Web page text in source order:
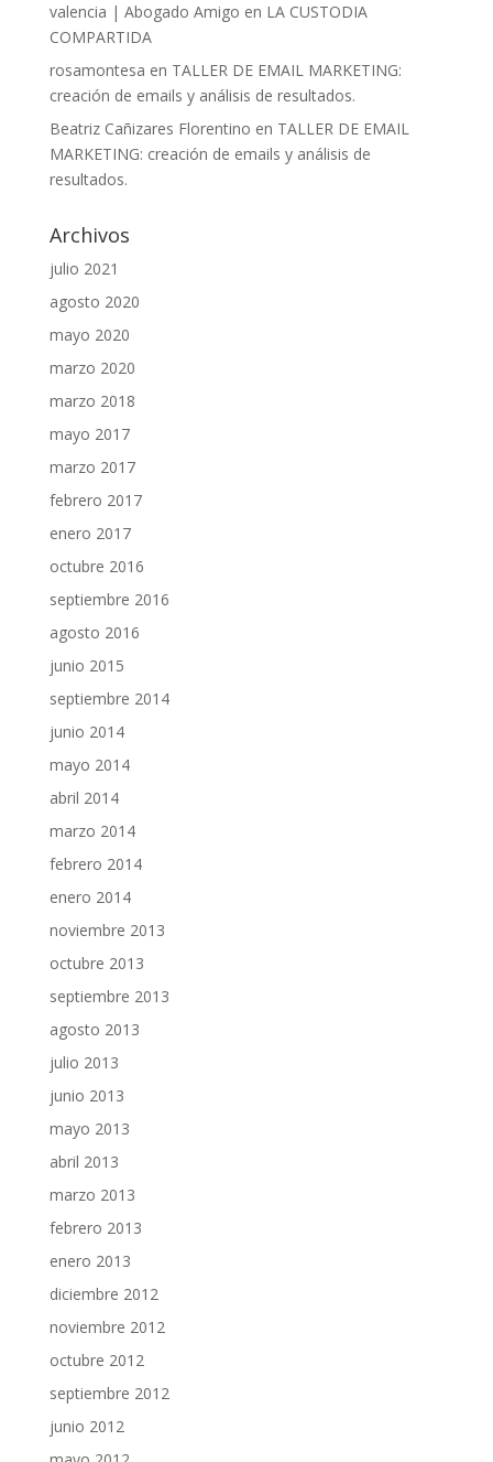
valencia | Abogado Amigo en LA CUSTODIA
COMPARTIDA
rosamontesa en TALLER DE EMAIL MARKETING:
creación de emails y análisis de resultados.
Beatriz Cañizares Florentino en TALLER DE EMAIL
MARKETING: creación de emails y análisis de
resultados.
Archivos
julio 2021
agosto 2020
mayo 2020
marzo 2020
marzo 2018
mayo 2017
marzo 2017
febrero 2017
enero 2017
octubre 2016
septiembre 2016
agosto 2016
junio 2015
septiembre 2014
junio 2014
mayo 2014
abril 2014
marzo 2014
febrero 2014
enero 2014
noviembre 2013
octubre 2013
septiembre 2013
agosto 2013
julio 2013
junio 2013
mayo 2013
abril 2013
marzo 2013
febrero 2013
enero 2013
diciembre 2012
noviembre 2012
octubre 2012
septiembre 2012
junio 2012